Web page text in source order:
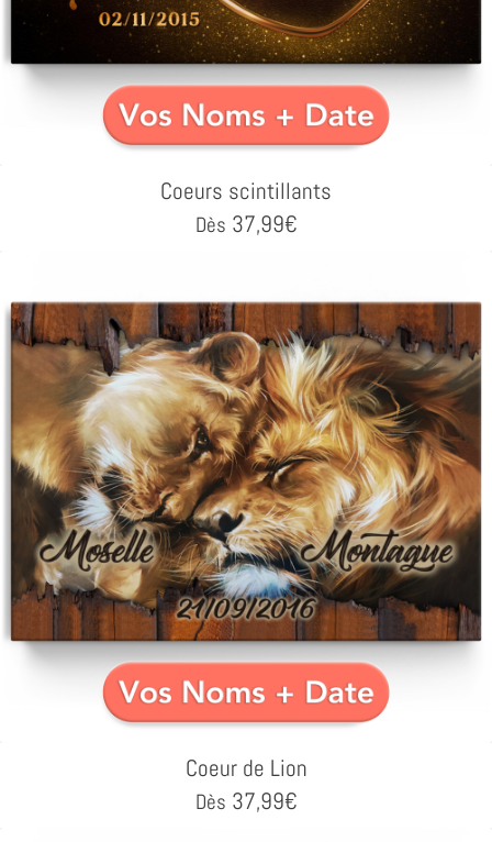
Coeurs scintillants
Dès 37,99€
Coeur de Lion
Dès 37,99€